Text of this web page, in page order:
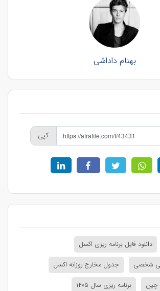
بهنام داداشی
کپی
دانلود فایل برنامه ریزی اکسل
شخصی
جدول مخارج روزانه اکسل
چین
برنامه ریزی سال ۱۴۰۵